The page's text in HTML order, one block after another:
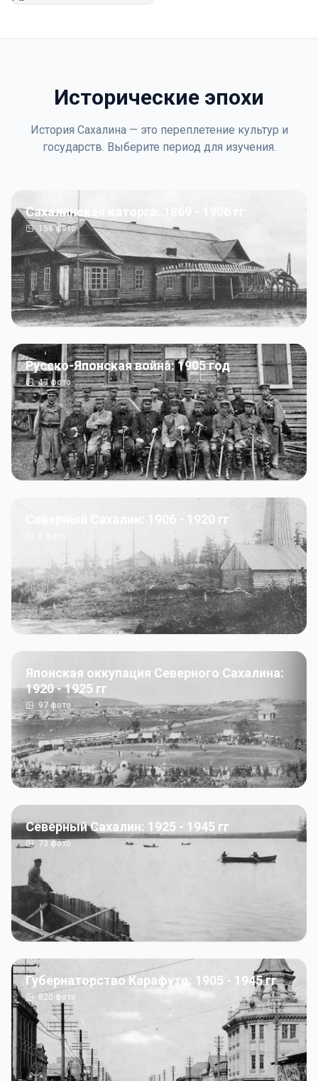
Исторические эпохи
История Сахалина — это переплетение культур и
государств. Выберите период для изучения.
Сахалинская каторга: 1869 - 1906 гг
156фото
Русско-Японская война: 1905 год
43фото
Северный Сахалин: 1906 - 1920 гг
Японская оккупация Северного Сахалина:
1920 - 1925 гг
97 фото
Северный Сахалин: 1925 - 1945 гг
73фото
Губернаторство Карафуто: 1905 - 1945 гг
820 фото